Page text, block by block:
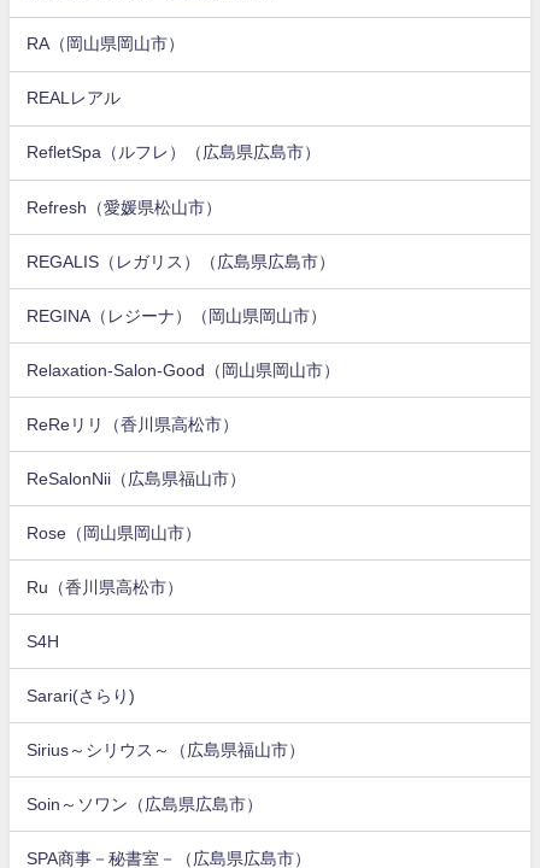
RA（岡山県岡山市）
REALレアル
RefletSpa（ルフレ）（広島県広島市）
Refresh（愛媛県松山市）
REGALIS（レガリス）（広島県広島市）
REGINA（レジーナ）（岡山県岡山市）
Relaxation-Salon-Good（岡山県岡山市）
ReReリリ（香川県高松市）
ReSalonNii（広島県福山市）
Rose（岡山県岡山市）
Ru（香川県高松市）
S4H
Sarari(さらり)
Sirius～シリウス～（広島県福山市）
Soin～ソワン（広島県広島市）
SPA商事－秘書室－（広島県広島市）